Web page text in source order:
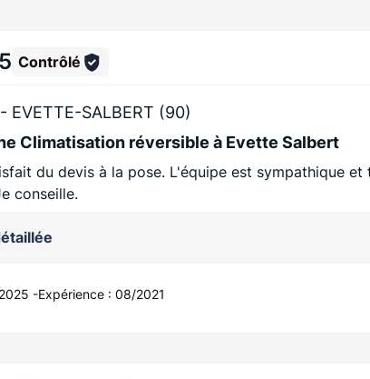
5 Contrôlé
EVETTE-SALBERT (90)
Climatisation réversible à Evette Salbert
du devis à la pose. L'équipe est sympathique et
conseille.
-Expérience :08/2021